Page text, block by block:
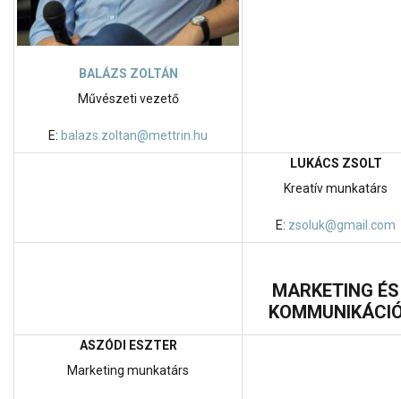
BALÁZS ZOLTÁN
Művészeti vezető
E: balazs.zoltan@mettrin.hu
LUKÁCS ZSOLT
Kreatív munkatárs
E: zsoluk@gmail.com
MARKETING ÉS
ASZÓDI ESZTER
Marketing munkatárs